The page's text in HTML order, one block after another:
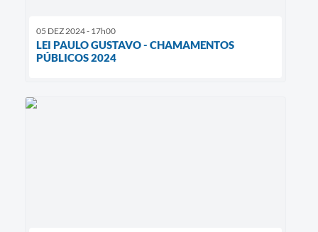
05 DEZ 2024 - 17h00
LEI PAULO GUSTAVO - CHAMAMENTOS
PÚBLICOS 2024